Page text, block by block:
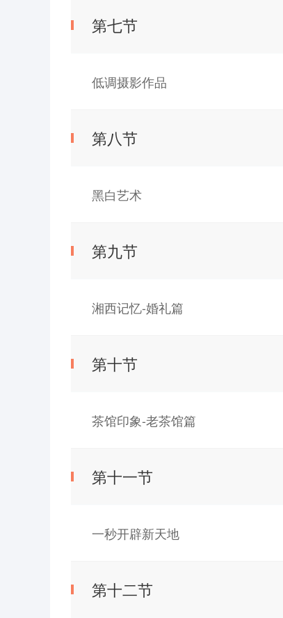
第七节
低调摄影作品
第八节
黑白艺术
第九节
湘西记忆-婚礼篇
第十节
茶馆印象-老茶馆篇
第十一节
一秒开辟新天地
第十二节